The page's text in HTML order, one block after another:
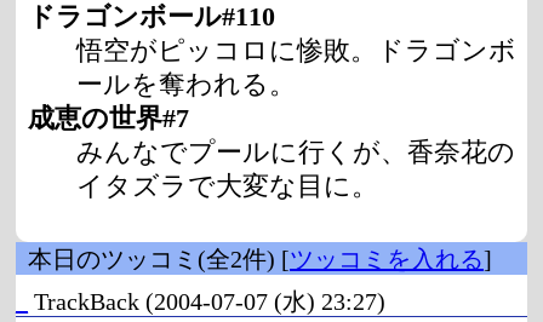
ドラゴンボール#110
悟空がピッコロに惨敗。ドラゴンボ
ールを奪われる。
成恵の世界#7
みんなでプールに行くが、香奈花の
イタズラで大変な目に。
本日のツッコミ(全2件) [ツッコミを入れる]
TrackBack (2004-07-07 (水) 23:27)